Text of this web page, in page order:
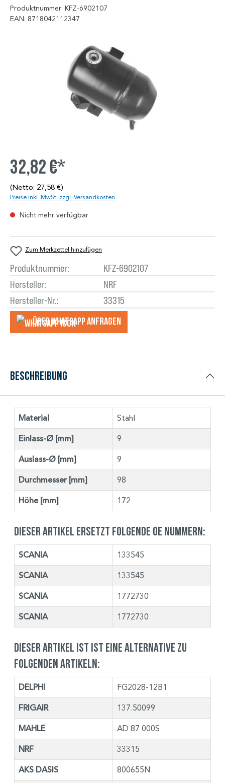
Produktnummer: KFZ-6902107
EAN: 8718042112347
32,82 €*
(Netto: 27,58 €)
Preise inkl. MwSt. zzgl. Versandkosten
Nicht mehr verfügbar
Zum Merkzettel hinzufügen
Produktnummer:
KFZ-6902107
Hersteller:
NRF
Hersteller-Nr.:
33315
Über WhatsApp anfragеn
Beschreibung
Material Stahl
Einlass-Ø [mm] 9
Auslass-Ø [mm] 9
Durchmesser [mm] 98
Höhe [mm] 172
Dieser Artikel ersetzt folgende OE Nummern:
SCANIA 133545
SCANIA 133545
SCANIA 1772730
SCANIA 1772730
Dieser Artikel ist ist eine Alternative zu
folgenden Artikeln:
DELPHI FG2028-12B1
FRIGAIR 137.50099
MAHLE AD 87 000S
NRF 33315
AKS DASIS 800655N